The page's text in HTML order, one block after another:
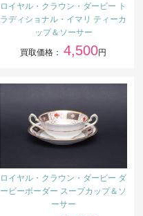
ロイヤル・クラウン・ダービー ト
ラディショナル・イマリ ティーカ
ップ＆ソーサー
買取価格： 4,500円
ロイヤル・クラウン・ダービー ダ
ービーボーダー スープカップ＆ソ
ーサー